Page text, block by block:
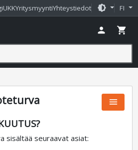
UKKYritysmyyntiYhteystiedot brightness_medium FI
person shopping_cart
menu
sisältää seuraavat asiat: